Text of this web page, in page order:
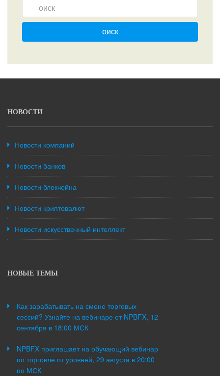
оиск
НОВОСТИ
Новости компаний
Новости банков
Новости блокчейна
Новости криптовалют
Новости искусственный интеллект
НОВЫЕ ТЕМЫ
Как зарабатывать на смене торговых
сессий? Узнайте на вебинаре от NPBFX, 12
сентября в 18:00 МСК
NPBFX приглашает на обучающий вебинар
по торговле от уровней, 29 августа в 20:00
по МСК